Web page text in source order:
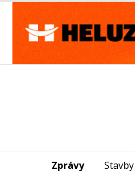
Zprávy